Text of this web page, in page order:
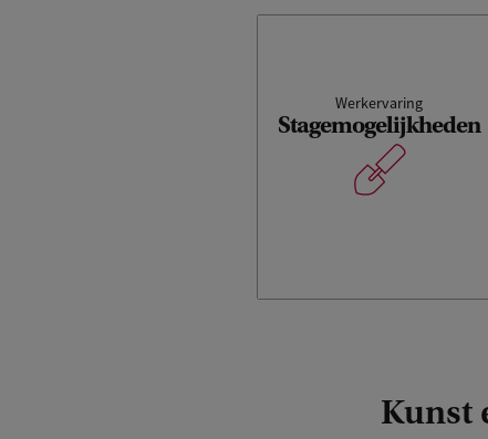
Werkervaring
Stagemogelijkheden
Kunst